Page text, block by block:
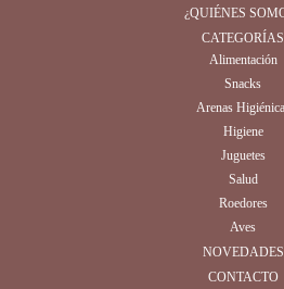
¿QUIÉNES
CATEGORÍAS
Alimentación
Snacks
Arenas
Higiene
Juguetes
Salud
Roedores
Aves
NOVEDADES
CONTACTO